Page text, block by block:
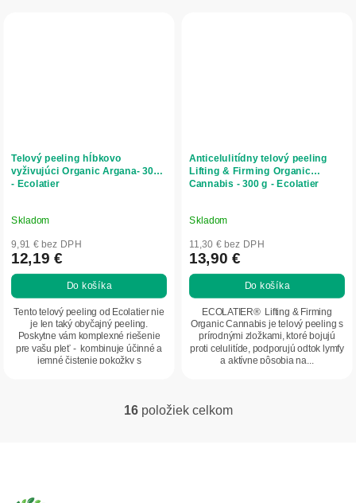
Telový peeling hĺbkovo
vyživujúci Organic Argana- 300g
- Ecolatier
Skladom
9,91 € bez DPH
12,19 €
Do košíka
Tento telový peeling od Ecolatier nie
je len taký obyčajný peeling.
Poskytne vám komplexné riešenie
pre vašu pleť - kombinuje účinné a
jemné čistenie pokožky s
Anticelulitídny telový peeling
Lifting & Firming Organic
Cannabis - 300 g - Ecolatier
Skladom
11,30 € bez DPH
13,90 €
Do košíka
ECOLATIER® Lifting & Firming
Organic Cannabis je telový peeling s
prírodnými zložkami, ktoré bojujú
proti celulitíde, podporujú odtok lymfy
a aktívne pôsobia na...
O
16položiek celkom